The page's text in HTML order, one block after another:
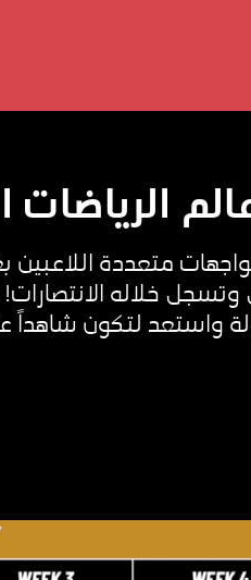
الرياضات
متعددة
وتسجل خلاله
واستعد لتكون شاهداً